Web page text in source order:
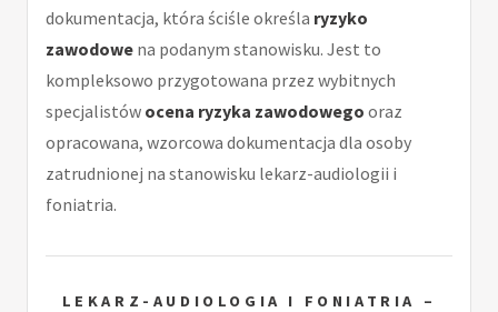
dokumentacja, która ściśle określa ryzyko
zawodowe na podanym stanowisku. Jest to
kompleksowo przygotowana przez wybitnych
specjalistów ocena ryzyka zawodowego oraz
opracowana, wzorcowa dokumentacja dla osoby
zatrudnionej na stanowisku lekarz-audiologii i
foniatria.
LEKARZ-AUDIOLOGIA I FONIATRIA –